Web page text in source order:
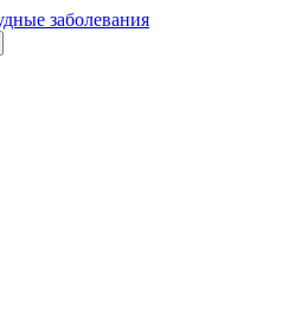
заболевания